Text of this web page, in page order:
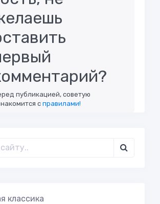
публикацией, советую
справилами!
классика